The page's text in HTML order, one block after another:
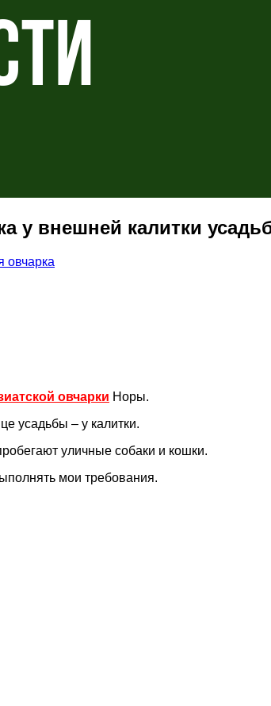
у внешней калитки
овчарка
овчарки Норы.
усадьбы – у калитки.
уличные собаки и кошки.
мои требования.